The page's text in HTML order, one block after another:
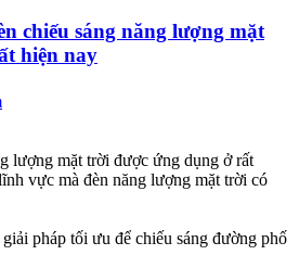
chiếu sáng năng lượng mặt
hiện nay
lượng mặt trời được ứng dụng ở rất
vực mà đèn năng lượng mặt trời có